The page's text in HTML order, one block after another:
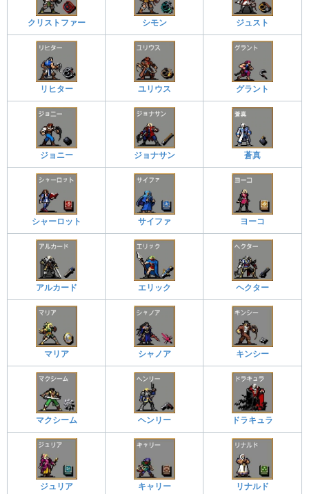
クリストファー シモン ジュスト
リヒター ユリウス グラント
ジョニー ジョナサン 蒼真
シャーロット サイファ ヨーコ
アルカード エリック ヘクター
マリア シャノア キンシー
マクシーム ヘンリー ドラキュラ
ジュリア キャリー リナルド